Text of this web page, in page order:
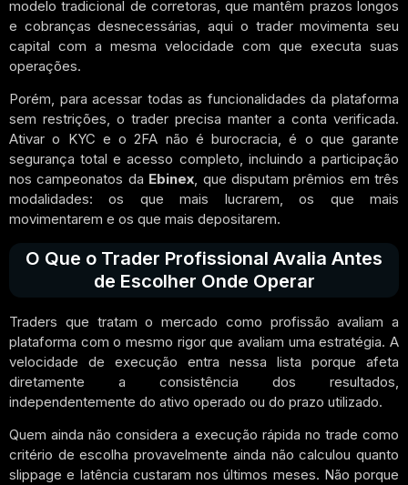
modelo tradicional de corretoras, que mantêm prazos longos
e cobranças desnecessárias, aqui o trader movimenta seu
capital com a mesma velocidade com que executa suas
operações.
Porém, para acessar todas as funcionalidades da plataforma
sem restrições, o trader precisa manter a conta verificada.
Ativar o KYC e o 2FA não é burocracia, é o que garante
segurança total e acesso completo, incluindo a participação
nos campeonatos da Ebinex, que disputam prêmios em três
modalidades: os que mais lucrarem, os que mais
movimentarem e os que mais depositarem.
O Que o Trader Profissional Avalia Antes
de Escolher Onde Operar
Traders que tratam o mercado como profissão avaliam a
plataforma com o mesmo rigor que avaliam uma estratégia. A
velocidade de execução entra nessa lista porque afeta
diretamente a consistência dos resultados,
independentemente do ativo operado ou do prazo utilizado.
Quem ainda não considera a execução rápida no trade como
critério de escolha provavelmente ainda não calculou quanto
slippage e latência custaram nos últimos meses. Não porque